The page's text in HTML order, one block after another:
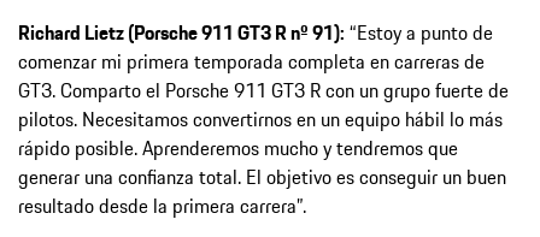
Richard Lietz (Porsche 911 GT3 R nº 91): “Estoy a punto de
comenzar mi primera temporada completa en carreras de
GT3. Comparto el Porsche 911 GT3 R con un grupo fuerte de
pilotos. Necesitamos convertirnos en un equipo hábil lo más
rápido posible. Aprenderemos mucho y tendremos que
generar una confianza total. El objetivo es conseguir un buen
resultado desde la primera carrera”.